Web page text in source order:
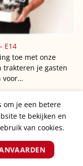
E14
toe met onze
trakteren je gasten
voor…
om je een betere
te bekijken en
van cookies.